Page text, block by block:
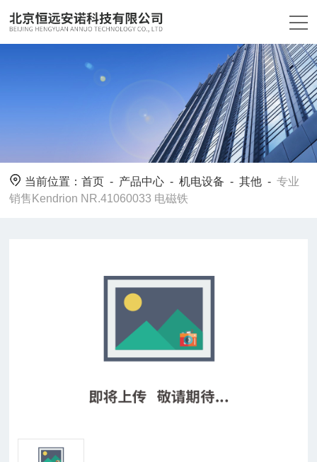
当前位置：首页 - 产品中心 -机电设备 -其他 -专业
销售Kendrion NR.41060033 电磁铁